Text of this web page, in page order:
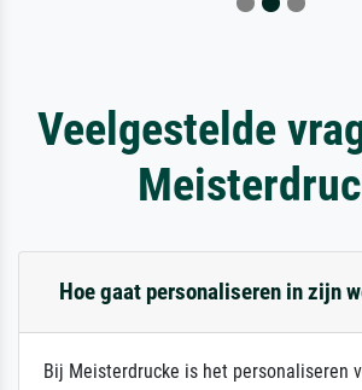
Veelgestelde
Hoe gaat personaliseren in zijn
Bij Meisterdrucke is het personaliseren